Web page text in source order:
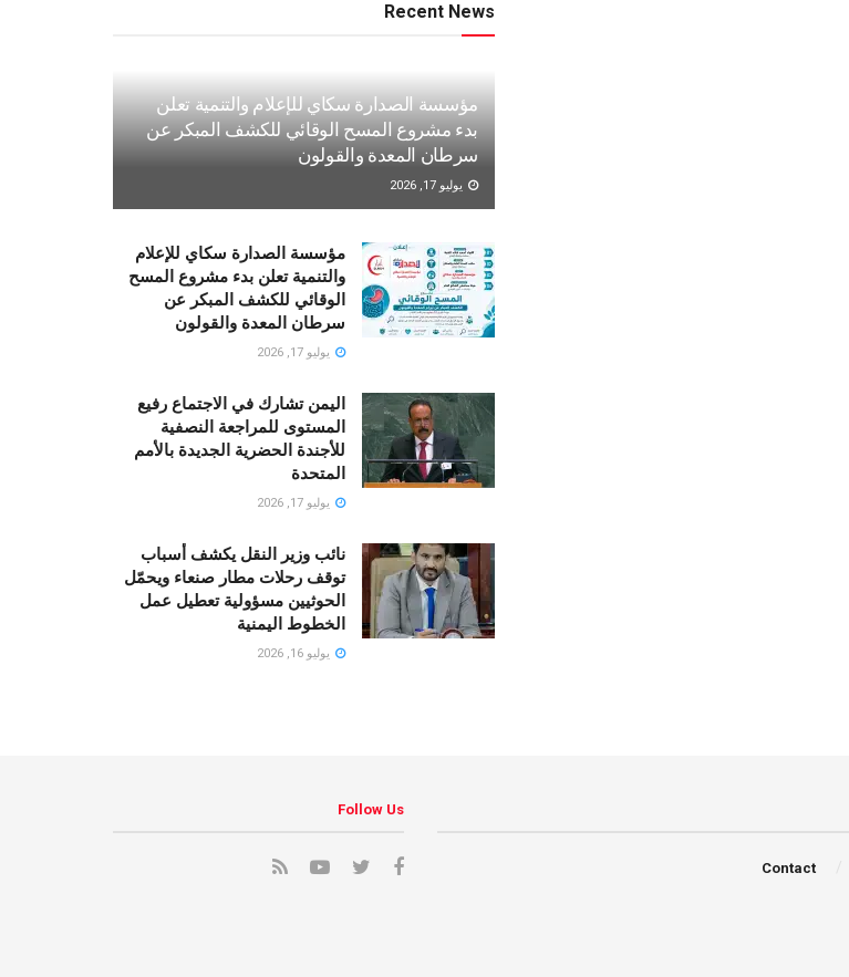
Recent News
مؤسسة الصدارة سكاي للإعلام والتنمية تعلن
بدء مشروع المسح الوقائي للكشف المبكر عن
سرطان المعدة والقولون
يوليو 17, 2026
مؤسسة الصدارة سكاي للإعلام
والتنمية تعلن بدء مشروع المسح
الوقائي للكشف المبكر عن
سرطان المعدة والقولون
يوليو 17, 2026
اليمن تشارك في الاجتماع رفيع
المستوى للمراجعة النصفية
للأجندة الحضرية الجديدة بالأمم
المتحدة
يوليو 17, 2026
نائب وزير النقل يكشف أسباب
توقف رحلات مطار صنعاء ويحمّل
الحوثيين مسؤولية تعطيل عمل
الخطوط اليمنية
يوليو 16, 2026
Contact
Follow Us